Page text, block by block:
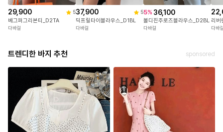
29,900 5
베그퍼그리본티_D2TA
다바걸
37,900 5
딕프릴타이블라우스_D1BL
다바걸
5% 36,100
볼디진주로즈블라우스_D2BL
다바걸
리버
다바
트렌디한 바지 추천 sponsored